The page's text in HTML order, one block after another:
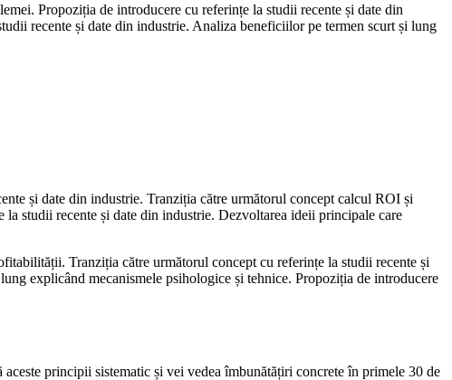
Propoziția de introducere cu referințe la studii recente și date din
recente și date din industrie. Analiza beneficiilor pe termen scurt și lung
și date din industrie. Tranziția către următorul concept calcul ROI și
studii recente și date din industrie. Dezvoltarea ideii principale care
Tranziția către următorul concept cu referințe la studii recente și
explicând mecanismele psihologice și tehnice. Propoziția de introducere
principii sistematic și vei vedea îmbunătățiri concrete în primele 30 de